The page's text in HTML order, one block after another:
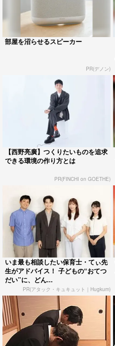
部屋を沼らせるスピーカー
PR(デノン)
【西野亮廣】つくりたいものを追求
できる環境の作り方とは
PR(FINCHI on GOETHE)
いま最も相談したい保育士・てぃ先
生がアドバイス！ 子どもの“おてつ
だい”に、どん...
PR(アタック・キュキュット｜Hugkum)